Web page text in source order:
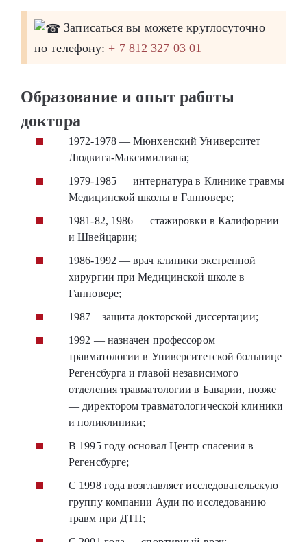
Записаться вы можете круглосуточно
по телефону: + 7 812 327 03 01
Образование и опыт работы
доктора
1972-1978 — Мюнхенский Университет
Людвига-Максимилиана;
1979-1985 — интернатура в Клинике травмы
Медицинской школы в Ганновере;
1981-82, 1986 — стажировки в Калифорнии
и Швейцарии;
1986-1992 — врач клиники экстренной
хирургии при Медицинской школе в
Ганновере;
1987 – защита докторской диссертации;
1992 — назначен профессором
травматологии в Университетской больнице
Регенсбурга и главой независимого
отделения травматологии в Баварии, позже
— директором травматологической клиники
и поликлиники;
В 1995 году основал Центр спасения в
Регенсбурге;
С 1998 года возглавляет исследовательскую
группу компании Ауди по исследованию
травм при ДТП;